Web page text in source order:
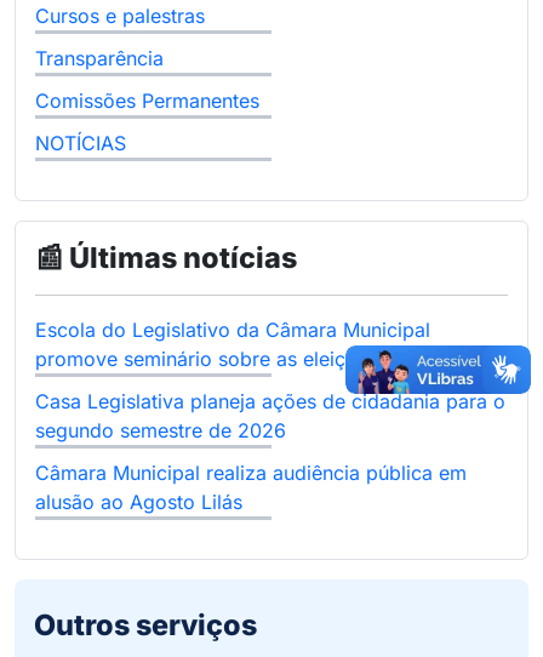
Cursos e palestras
Transparência
Comissões Permanentes
NOTÍCIAS
📰 Últimas notícias
Escola do Legislativo da Câmara Municipal
promove seminário sobre as eleições de 2026
Casa Legislativa planeja ações de cidadania para o
segundo semestre de 2026
Câmara Municipal realiza audiência pública em
alusão ao Agosto Lilás
Outros serviços